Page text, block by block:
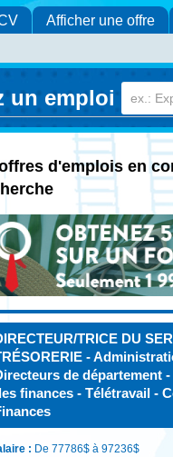
Afficher une offre
un emploi
d'emplois en
TRICE DU
-
de département
finances - Télétravail -
: De 77786$ à 97236$